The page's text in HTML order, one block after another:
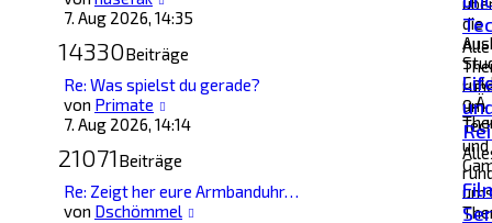
die
o.Ä.
Beitrag
7. Aug 2026, 14:35
Alle
um
und
14330Beiträge
Re: Was spielst du gerade?
von Primate
Beitrag
7. Aug 2026, 14:14
21071Beiträge
Re: Zeigt her eure Armbanduhr…
von Dschömmel